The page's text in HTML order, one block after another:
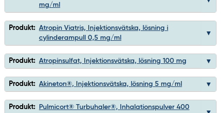
mg/ml
Produkt: Atropin Viatris, Injektionsvätska, lösning i
cylinderampull 0,5 mg/ml
Produkt: Atropinsulfat, Injektionsvätska, lösning 100 mg
Produkt: Akineton®, Injektionsvätska, lösning 5 mg/ml
Produkt:
Pulmicort® Turbuhaler®, Inhalationspulver 400